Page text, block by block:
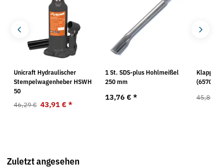
Unicraft Hydraulischer
Stempelwagenheber HSWH
50
46,29 € 43,91 € *
1 St. SDS-plus Hohlmeißel
250 mm
13,76 € *
45,80 €
Zuletzt angesehen